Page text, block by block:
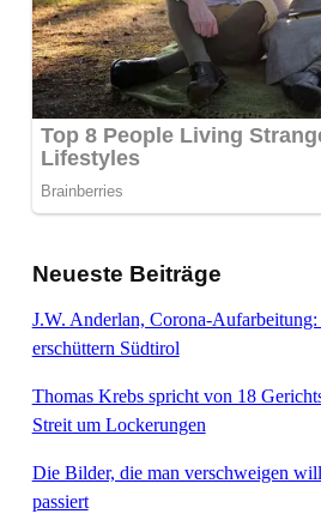
Neueste Beiträge
J.W. Anderlan, Corona-
erschüttern Südtirol
Thomas Krebs spricht von 18
Streit um Lockerungen
Die Bilder, die man verschweigen
passiert